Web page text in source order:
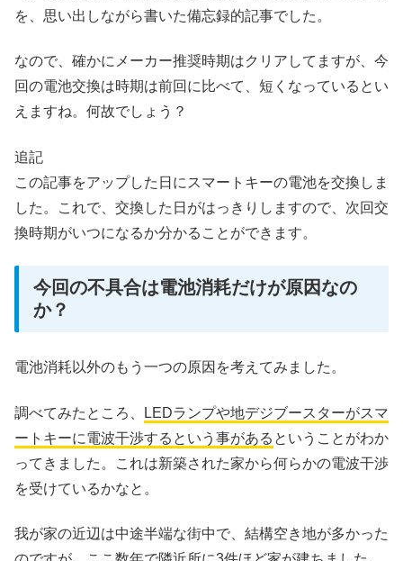
を、思い出しながら書いた備忘録的記事でした。
なので、確かにメーカー推奨時期はクリアしてますが、今
回の電池交換は時期は前回に比べて、短くなっているとい
えますね。何故でしょう？
追記
この記事をアップした日にスマートキーの電池を交換しま
した。これで、交換した日がはっきりしますので、次回交
換時期がいつになるか分かることができます。
今回の不具合は電池消耗だけが原因なの
か？
電池消耗以外のもう一つの原因を考えてみました。
調べてみたところ、
LEDランプや地デジブースターがスマ
ートキーに電波干渉するという事がある ということがわか
ってきました。これは新築された家から何らかの電波干渉
を受けているかなと。
我が家の近辺は中途半端な街中で、結構空き地が多かった